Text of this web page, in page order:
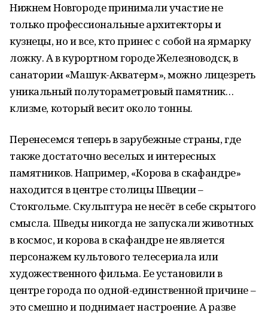
Нижнем Новгороде принимали участие не
только профессиональные архитекторы и
кузнецы, но и все, кто принес с собой на ярмарку
ложку. А в курортном городе Железноводск, в
санатории «Машук-Акватерм», можно лицезреть
уникальный полутораметровый памятник…
клизме, который весит около тонны.
Перенесемся теперь в зарубежные страны, где
также достаточно веселых и интересных
памятников. Например, «Корова в скафандре»
находится в центре столицы Швеции –
Стокгольме. Скульптура не несёт в себе скрытого
смысла. Шведы никогда не запускали животных
в космос, и корова в скафандре не является
персонажем культового телесериала или
художественного фильма. Ее установили в
центре города по одной-единственной причине –
это смешно и поднимает настроение. А разве